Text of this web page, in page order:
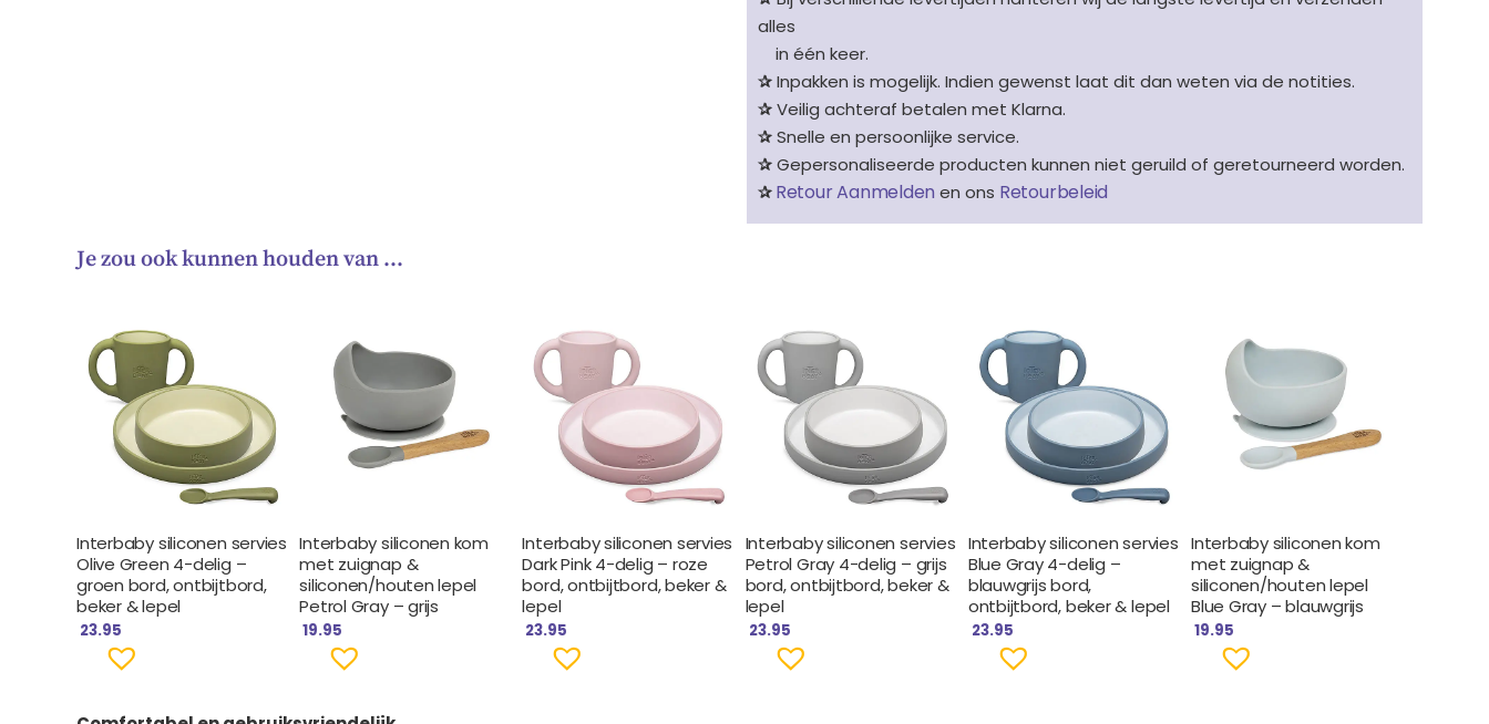
alles
in één keer.
✰Inpakken is mogelijk. Indien gewenst laat dit dan weten via de notities.
✰Veilig achteraf betalen met Klarna.
✰Snelle en persoonlijke service.
✰Gepersonaliseerde producten kunnen niet geruild of geretourneerd worden.
✰Retour Aanmelden en ons Retourbeleid
Je zou ook kunnen houden van …
Interbaby siliconen servies
Olive Green 4-delig –
groen bord, ontbijtbord,
beker & lepel
23.95
Interbaby siliconen kom
met zuignap &
siliconen/houten lepel
Petrol Gray – grijs
19.95
Interbaby siliconen servies
Dark Pink 4-delig – roze
bord, ontbijtbord, beker &
lepel
23.95
Interbaby siliconen servies
Petrol Gray 4-delig – grijs
bord, ontbijtbord, beker &
lepel
23.95
Interbaby siliconen servies
Blue Gray 4-delig –
blauwgrijs bord,
ontbijtbord, beker & lepel
23.95
Interbaby siliconen kom
met zuignap &
siliconen/houten lepel
Blue Gray – blauwgrijs
19.95